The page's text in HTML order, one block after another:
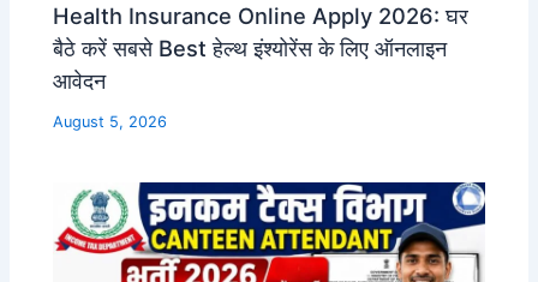
Health Insurance Online Apply 2026: घर
बैठे करें सबसे Best हेल्थ इंश्योरेंस के लिए ऑनलाइन
आवेदन
August 5, 2026